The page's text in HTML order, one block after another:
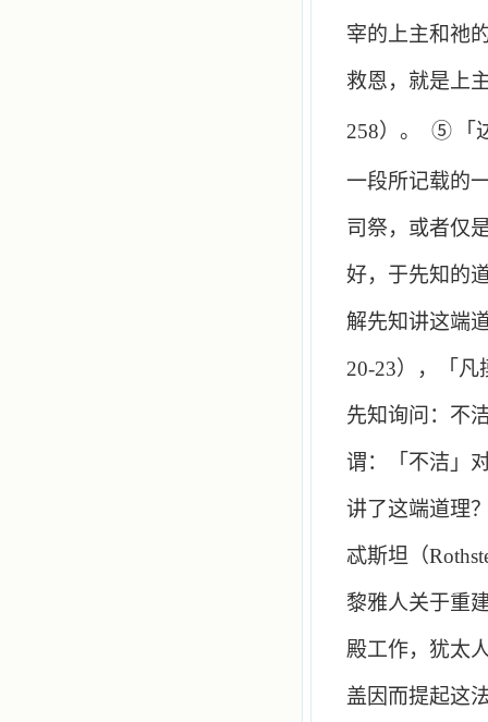
宰的上主和祂
救恩，就是上
258）。 ⑤
一段所记载的
司祭，或者仅
好，于先知的
解先知讲这端
20-23），「凡
先知询问：不
谓：「不洁」
讲了这端道理
忒斯坦（
黎雅人关于重
殿工作，犹太
盖因而提起这